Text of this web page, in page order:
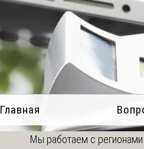
Главная
Мы работаем с регионами